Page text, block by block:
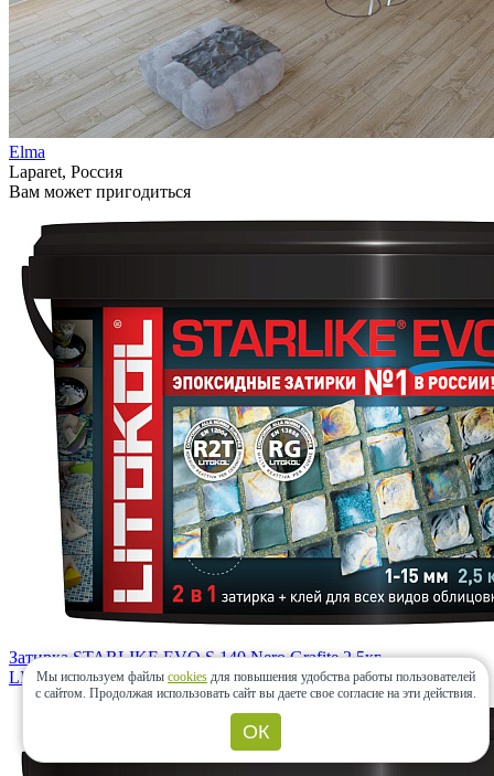
Elma
Laparet, Россия
Вам может пригодиться
Затирка STARLIKE EVO S.140 Nero Grafite 2,5кг
LITOKOL(Россия)
Мы используем файлы cookies для повышения удобства работы пользователей
с сайтом. Продолжая использовать сайт вы даете свое согласие на эти действия.
ОК